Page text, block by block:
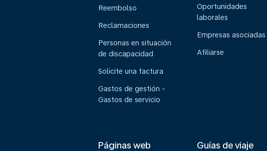
Reembolso
Reclamaciones
Personas en situación
de discapacidad
Solicite una factura
Gastos de gestión -
Gastos de servicio
Oportunidades
laborales
Empresas asociadas
Afiliarse
Páginas web
Guías de viaje